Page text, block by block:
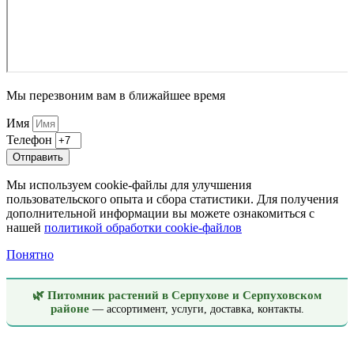
Мы перезвоним вам в ближайшее время
Имя
Телефон
Отправить
Мы используем cookie-файлы для улучшения
пользовательского опыта и сбора статистики. Для получения
дополнительной информации вы можете ознакомиться с
нашей политикой обработки cookie-файлов
Понятно
🌿 Питомник растений в Серпухове и Серпуховском
районе— ассортимент, услуги, доставка, контакты.